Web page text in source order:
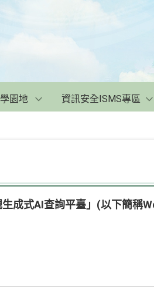
園地 資訊安全ISMS專區
成式AI查詢平臺」(以下簡稱